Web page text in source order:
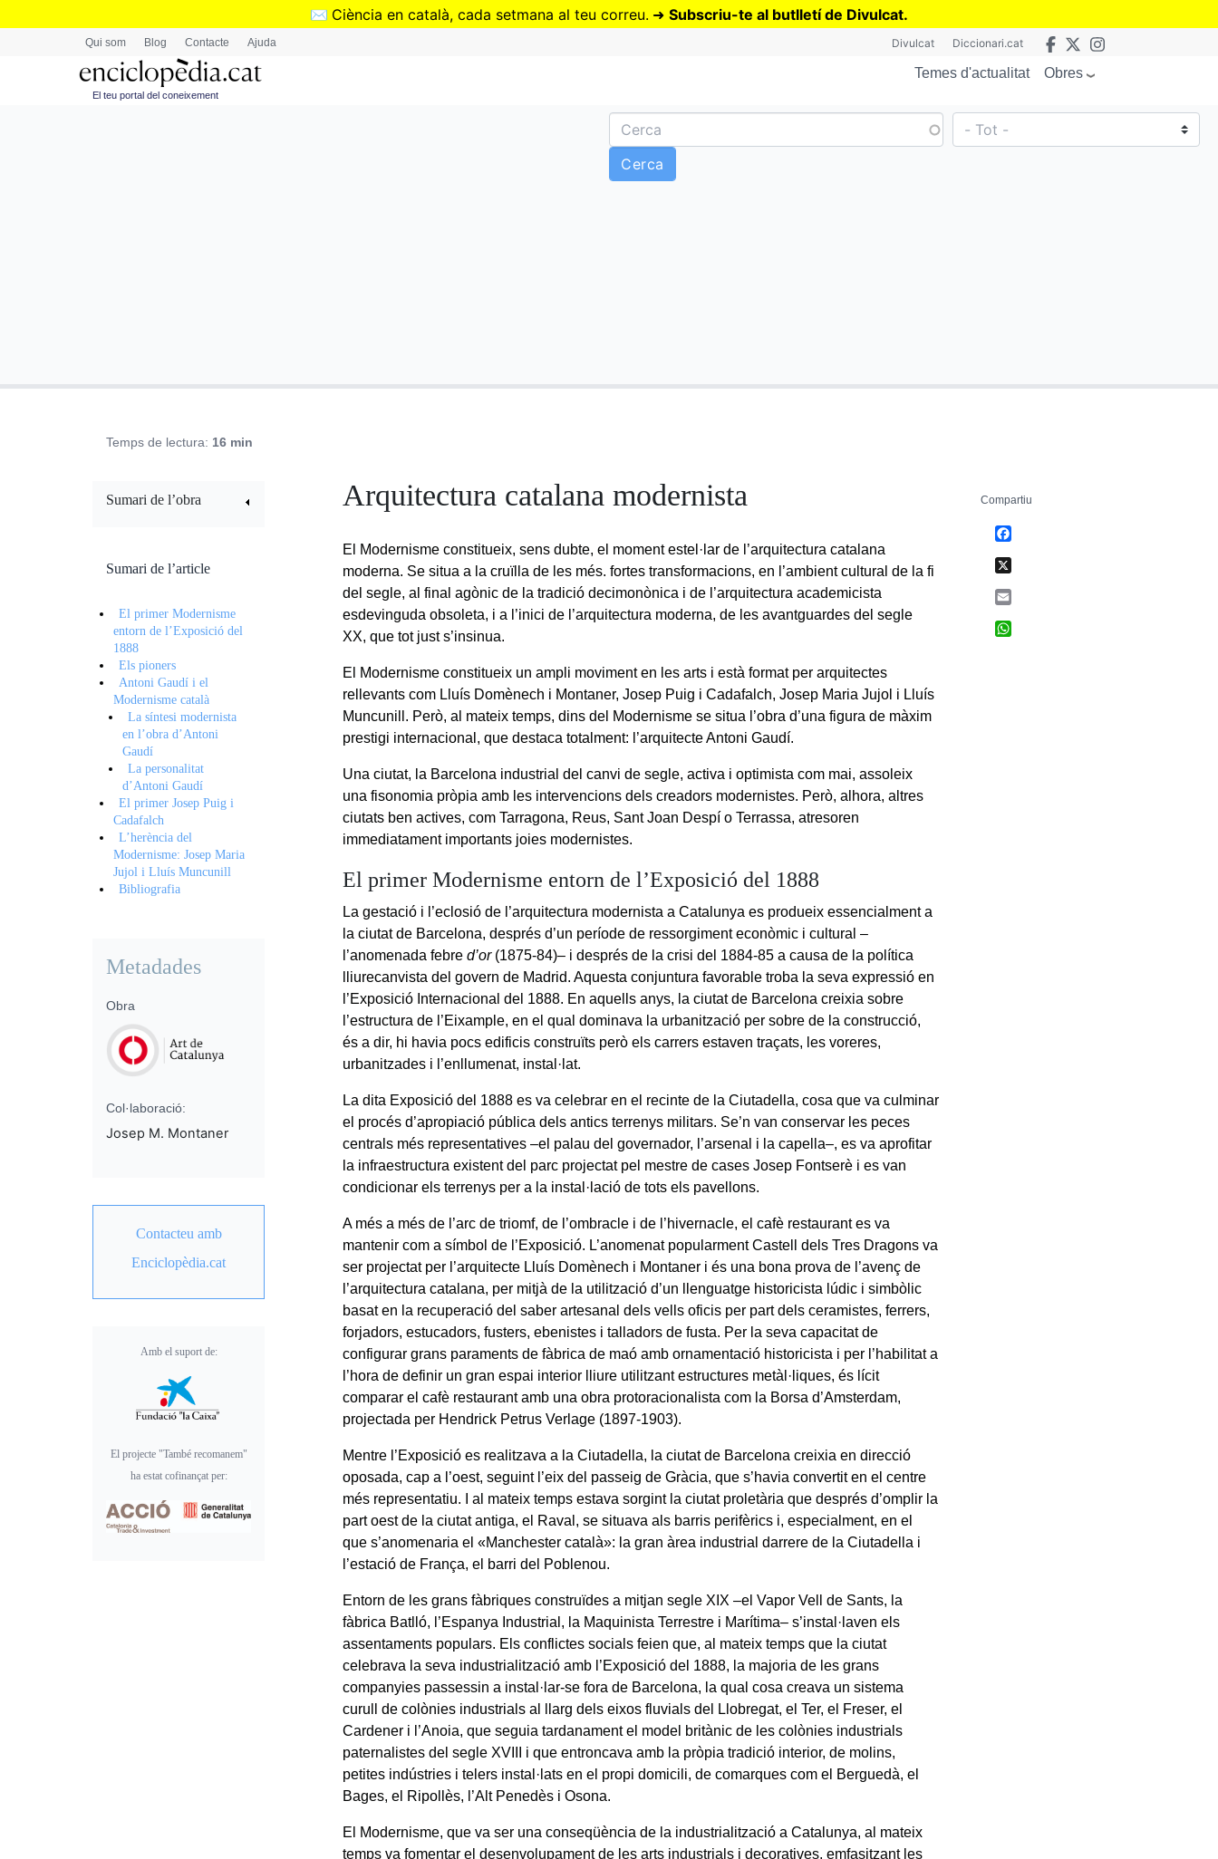
Vés
✉️ Ciència en català, cada setmana al teu correu. ➜ Subscriu-te al butlletí de Divulcat.
Qui som Blog Contacte Ajuda Divulcat Diccionari.cat
El teu portal del coneixement
Temes d'actualitat Obres
Temps de lectura: 16 min
Arquitectura catalana modernista
El Modernisme constitueix, sens dubte, el moment estel·lar de l’arquitectura catalana
moderna. Se situa a la cruïlla de les més. fortes transformacions, en l’ambient cultural de la fi
del segle, al final agònic de la tradició decimonònica i de l’arquitectura academicista
esdevinguda obsoleta, i a l’inici de l’arquitectura moderna, de les avantguardes del segle
XX, que tot just s’insinua.
El Modernisme constitueix un ampli moviment en les arts i està format per arquitectes
rellevants com Lluís Domènech i Montaner, Josep Puig i Cadafalch, Josep Maria Jujol i Lluís
Muncunill. Però, al mateix temps, dins del Modernisme se situa l’obra d’una figura de màxim
prestigi internacional, que destaca totalment: l’arquitecte Antoni Gaudí.
Una ciutat, la Barcelona industrial del canvi de segle, activa i optimista com mai, assoleix
una fisonomia pròpia amb les intervencions dels creadors modernistes. Però, alhora, altres
ciutats ben actives, com Tarragona, Reus, Sant Joan Despí o Terrassa, atresoren
immediatament importants joies modernistes.
El primer Modernisme entorn de l’Exposició del 1888
La gestació i l’eclosió de l’arquitectura modernista a Catalunya es produeix essencialment a
la ciutat de Barcelona, després d’un període de ressorgiment econòmic i cultural –
l’anomenada febred’or(1875-84)– i després de la crisi del 1884-85 a causa de la política
lliurecanvista del govern de Madrid. Aquesta conjuntura favorable troba la seva expressió en
l’Exposició Internacional del 1888. En aquells anys, la ciutat de Barcelona creixia sobre
l’estructura de l’Eixample, en el qual dominava la urbanització per sobre de la construcció,
és a dir, hi havia pocs edificis construïts però els carrers estaven traçats, les voreres,
urbanitzades i l’enllumenat, instal·lat.
La dita Exposició del 1888 es va celebrar en el recinte de la Ciutadella, cosa que va culminar
el procés d’apropiació pública dels antics terrenys militars. Se’n van conservar les peces
centrals més representatives –el palau del governador, l’arsenal i la capella–, es va aprofitar
la infraestructura existent del parc projectat pel mestre de cases Josep Fontserè i es van
condicionar els terrenys per a la instal·lació de tots els pavellons.
A més a més de l’arc de triomf, de l’ombracle i de l’hivernacle, el cafè restaurant es va
mantenir com a símbol de l’Exposició. L’anomenat popularment Castell dels Tres Dragons va
ser projectat per l’arquitecte Lluís Domènech i Montaner i és una bona prova de l’avenç de
l’arquitectura catalana, per mitjà de la utilització d’un llenguatge historicista lúdic i simbòlic
basat en la recuperació del saber artesanal dels vells oficis per part dels ceramistes, ferrers,
forjadors, estucadors, fusters, ebenistes i talladors de fusta. Per la seva capacitat de
configurar grans paraments de fàbrica de maó amb ornamentació historicista i per l’habilitat a
l’hora de definir un gran espai interior lliure utilitzant estructures metàl·liques, és lícit
comparar el cafè restaurant amb una obra protoracionalista com la Borsa d’Amsterdam,
projectada per Hendrick Petrus Verlage (1897-1903).
Mentre l’Exposició es realitzava a la Ciutadella, la ciutat de Barcelona creixia en direcció
oposada, cap a l’oest, seguint l’eix del passeig de Gràcia, que s’havia convertit en el centre
més representatiu. I al mateix temps estava sorgint la ciutat proletària que després d’omplir la
part oest de la ciutat antiga, el Raval, se situava als barris perifèrics i, especialment, en el
que s’anomenaria el «Manchester català»: la gran àrea industrial darrere de la Ciutadella i
l’estació de França, el barri del Poblenou.
Entorn de les grans fàbriques construïdes a mitjan segle XIX –el Vapor Vell de Sants, la
fàbrica Batlló, l’Espanya Industrial, la Maquinista Terrestre i Marítima– s’instal·laven els
assentaments populars. Els conflictes socials feien que, al mateix temps que la ciutat
celebrava la seva industrialització amb l’Exposició del 1888, la majoria de les grans
companyies passessin a instal·lar-se fora de Barcelona, la qual cosa creava un sistema
curull de colònies industrials al llarg dels eixos fluvials del Llobregat, el Ter, el Freser, el
Cardener i l’Anoia, que seguia tardanament el model britànic de les colònies industrials
paternalistes del segle XVIII i que entroncava amb la pròpia tradició interior, de molins,
petites indústries i telers instal·lats en el propi domicili, de comarques com el Berguedà, el
Bages, el Ripollès, l’Alt Penedès i Osona.
El Modernisme, que va ser una conseqüència de la industrialització a Catalunya, al mateix
temps va fomentar el desenvolupament de les arts industrials i decoratives, emfasitzant les
Sumari de l’obra
Sumari de l’article
El primer Modernisme
entorn de l’Exposició del
1888
Els pioners
Antoni Gaudí i el
Modernisme català
La síntesi modernista
en l’obra d’Antoni
Gaudí
La personalitat
d’Antoni Gaudí
El primer Josep Puig i
Cadafalch
L’herència del
Modernisme: Josep Maria
Jujol i Lluís Muncunill
Bibliografia
Metadades
Obra
Col·laboració:
Josep M. Montaner
Contacteu amb
Enciclopèdia.cat
Amb el suport de:
El projecte "També recomanem"
ha estat cofinançat per:
Compartiu